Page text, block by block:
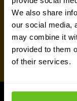
We also share
our social media,
may combine it
provided to them
of their services.